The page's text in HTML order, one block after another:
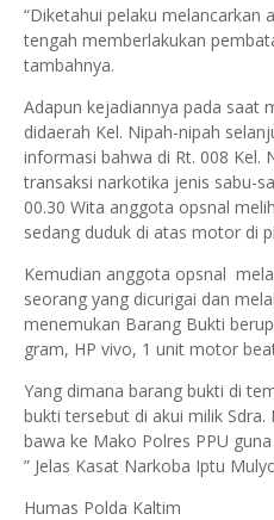
“Diketahui pelaku melancarkan
tengah memberlakukan
tambahnya.
Adapun kejadiannya pada saat
didaerah Kel. Nipah-nipah
informasi bahwa di Rt. 008 Kel.
transaksi narkotika jenis sabu-
00.30 Wita anggota opsnal
sedang duduk di atas motor di
Kemudian anggota opsnal
seorang yang dicurigai dan
menemukan Barang Bukti
gram, HP vivo, 1 unit motor
Yang dimana barang bukti di
bukti tersebut di akui milik Sdra.
bawa ke Mako Polres PPU
” Jelas Kasat Narkoba Iptu
Humas Polda Kaltim